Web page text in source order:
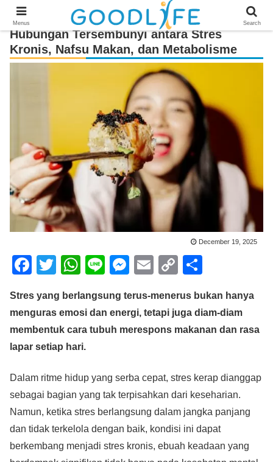
Hubungan Tersembunyi antara Stres
Kronis, Nafsu Makan, dan Metabolisme
December 19, 2025
F
c
e
b
o
k
T
tt
er
W
at
s
A
p
Li
e
M
ss
e
er
E
ail
C
p
y
k
ar
e
Stres yang berlangsung terus-menerus bukan hanya
menguras emosi dan energi, tetapi juga diam-diam
membentuk cara tubuh merespons makanan dan rasa
lapar setiap hari.
Dalam ritme hidup yang serba cepat, stres kerap dianggap
sebagai bagian yang tak terpisahkan dari keseharian.
Namun, ketika stres berlangsung dalam jangka panjang
dan tidak terkelola dengan baik, kondisi ini dapat
berkembang menjadi stres kronis, ebuah keadaan yang
Menus Search